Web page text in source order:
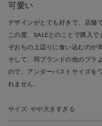
段
階
の
う
ち
3
の
価
可愛い
デザインがとても好きで、店舗
この度、SALEとのことで購入
ぞおちの上辺りに食い込むのが辛
そして、同ブランドの他のブラ
ので、アンダーバストサイズを
れません。
サイズ: やや大きすぎる